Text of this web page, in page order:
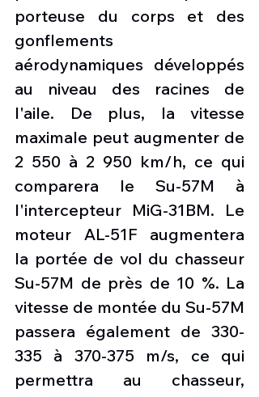
porteuse du corps et des
gonflements
aérodynamiques développés
au niveau des racines de
l'aile. De plus, la vitesse
maximale peut augmenter de
2 550 à 2 950 km/h, ce qui
comparera le Su-57M à
l'intercepteur MiG-31BM. Le
moteur AL-51F augmentera
la portée de vol du chasseur
Su-57M de près de 10 %. La
vitesse de montée du Su-57M
passera également de 330-
335 à 370-375 m/s, ce qui
permettra au chasseur,